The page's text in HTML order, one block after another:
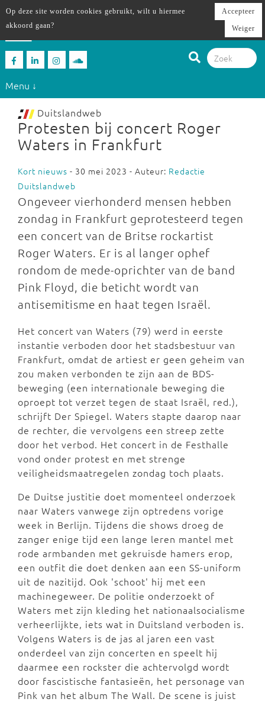
Menu ↓
Duitslandweb
Protesten bij concert Roger
Waters in Frankfurt
Kort nieuws - 30 mei 2023 - Auteur: Redactie
Duitslandweb
Ongeveer vierhonderd mensen hebben
zondag in Frankfurt geprotesteerd tegen
een concert van de Britse rockartist
Roger Waters. Er is al langer ophef
rondom de mede-oprichter van de band
Pink Floyd, die beticht wordt van
antisemitisme en haat tegen Israël.
Het concert van Waters (79) werd in eerste
instantie verboden door het stadsbestuur van
Frankfurt, omdat de artiest er geen geheim van
zou maken verbonden te zijn aan de BDS-
beweging (een internationale beweging die
oproept tot verzet tegen de staat Israël, red.),
schrijft Der Spiegel. Waters stapte daarop naar
de rechter, die vervolgens een streep zette
door het verbod. Het concert in de Festhalle
vond onder protest en met strenge
veiligheidsmaatregelen zondag toch plaats.
De Duitse justitie doet momenteel onderzoek
naar Waters vanwege zijn optredens vorige
week in Berlijn. Tijdens die shows droeg de
zanger enige tijd een lange leren mantel met
rode armbanden met gekruisde hamers erop,
een outfit die doet denken aan een SS-uniform
uit de nazitijd. Ook 'schoot' hij met een
machinegeweer. De politie onderzoekt of
Waters met zijn kleding het nationaalsocialisme
verheerlijkte, iets wat in Duitsland verboden is.
Volgens Waters is de jas al jaren een vast
onderdeel van zijn concerten en speelt hij
daarmee een rockster die achtervolgd wordt
door fascistische fantasieën, het personage van
Pink van het album The Wall. De scene is juist
Op deze site worden cookies gebruikt, wilt u hiermee
akkoord gaan?
Accepteer
Weiger